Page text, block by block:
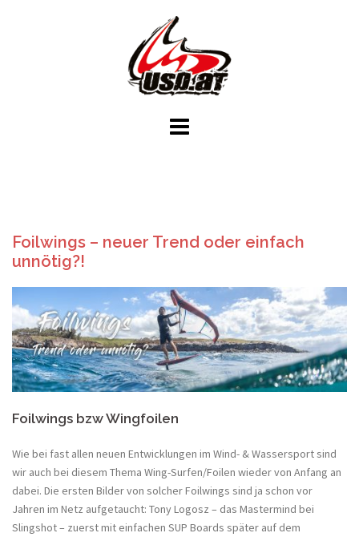
Foilwings – neuer Trend oder einfach
unnötig?!
Foilwings bzw Wingfoilen
Wie bei fast allen neuen Entwicklungen im Wind- & Wassersport sind
wir auch bei diesem Thema Wing-Surfen/Foilen wieder von Anfang an
dabei. Die ersten Bilder von solcher Foilwings sind ja schon vor
Jahren im Netz aufgetaucht: Tony Logosz – das Mastermind bei
Slingshot – zuerst mit einfachen SUP Boards später auf dem